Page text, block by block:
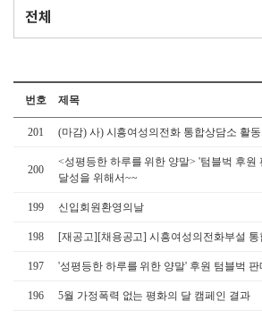
번호 제목
201 (마감) 사) 시흥여성의전화 통합상담소 활동
200
<성평등한 하루를 위한 양말> '텀블벅 후원
달성을 위해서~~
199 신입회원환영의날
198 [재공고][채용공고] 시흥여성의전화부설 통
197 '성평등한 하루를 위한 양말' 후원 텀블벅 판
196 5월 가정폭력 없는 평화의 달 캠페인 결과